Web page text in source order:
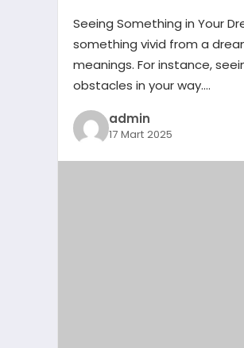
Seeing Something in Your
something vivid from a
meanings. For instance,
obstacles in your way….
admin
17 Mart 2025